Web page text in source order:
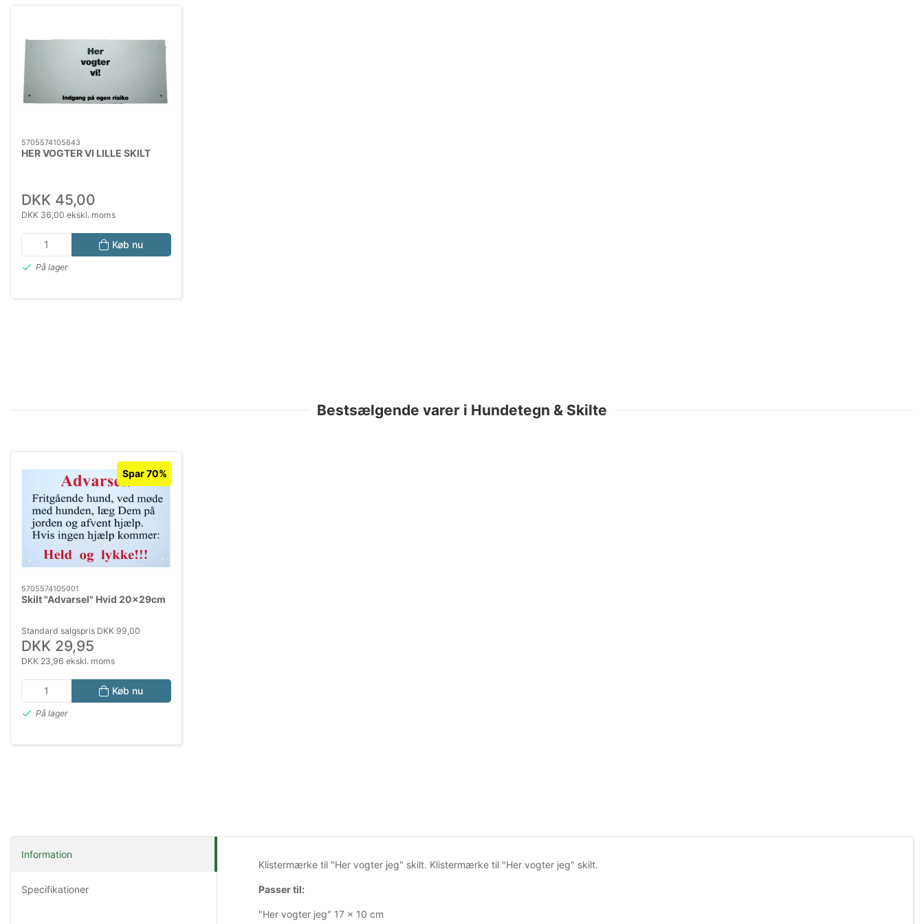
5705574105643
HER VOGTER VI LILLE SKILT
DKK 45,00
DKK 36,00 ekskl. moms
Køb nu
På lager
Bestsælgende varer i Hundetegn & Skilte
Spar 70%
5705574105001
Skilt "Advarsel" Hvid 20x29cm
Standard salgspris DKK 99,00
DKK 29,95
DKK 23,96 ekskl. moms
Køb nu
På lager
Information
Specifikationer
Klistermærke til "Her vogter jeg" skilt. Klistermærke til "Her vogter jeg" skilt.
Passer til:
"Her vogter jeg" 17 x 10 cm